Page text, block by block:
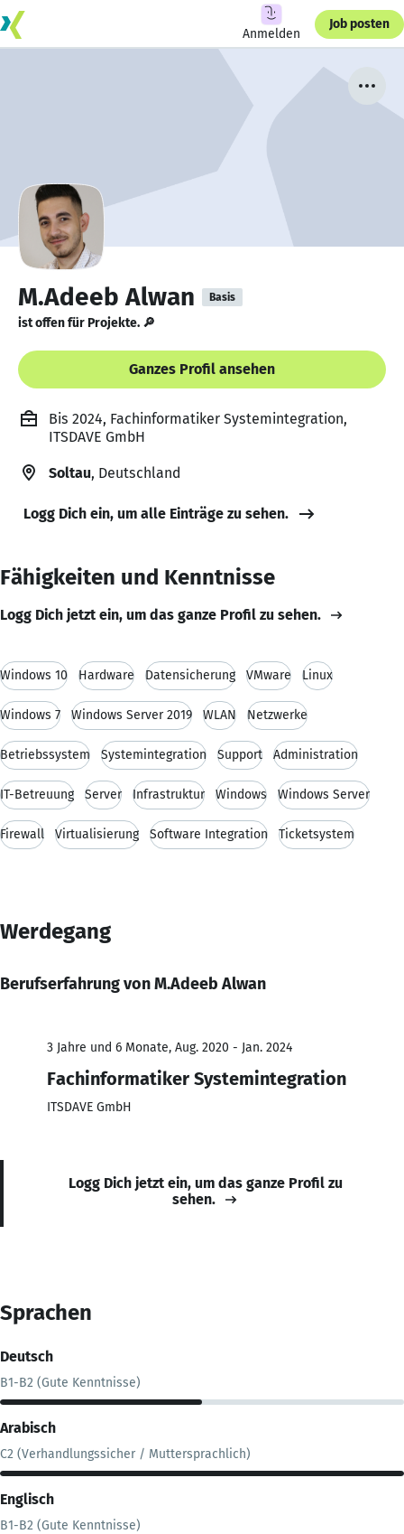
Anmelden
Job posten
M.Adeeb Alwan Basis
ist offen für Projekte. 🔎
Ganzes Profil ansehen
Bis 2024, Fachinformatiker Systemintegration,
ITSDAVE GmbH
Soltau, Deutschland
Logg Dich ein, um alle Einträge zu sehen.
Fähigkeiten und Kenntnisse
Logg Dich jetzt ein, um das ganze Profil zu sehen.
Windows 10 Hardware Datensicherung VMware Linux
Windows 7 Windows Server 2019 WLAN Netzwerke
Betriebssystem Systemintegration Support Administration
IT-Betreuung Server Infrastruktur Windows Windows Server
Firewall Virtualisierung Software Integration Ticketsystem
Werdegang
Berufserfahrung von M.Adeeb Alwan
3 Jahre und 6 Monate, Aug. 2020 - Jan. 2024
Fachinformatiker Systemintegration
ITSDAVE GmbH
Logg Dich jetzt ein, um das ganze Profil zu
sehen.
Sprachen
Deutsch
B1-B2 (Gute Kenntnisse)
Arabisch
C2 (Verhandlungssicher / Muttersprachlich)
Englisch
B1-B2 (Gute Kenntnisse)